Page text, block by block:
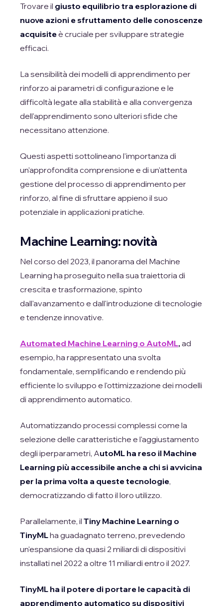
Trovare il giusto equilibrio tra esplorazione di
nuove azioni e sfruttamento delle conoscenze
acquisiteè cruciale per sviluppare strategie
efficaci.
La sensibilità dei modelli di apprendimento per
rinforzo ai parametri di configurazione e le
difficoltà legate alla stabilità e alla convergenza
dell'apprendimento sono ulteriori sfide che
necessitano attenzione.
Questi aspetti sottolineano l'importanza di
un'approfondita comprensione e di un'attenta
gestione del processo di apprendimento per
rinforzo, al fine di sfruttare appieno il suo
potenziale in applicazioni pratiche.
Machine Learning: novità
Nel corso del 2023, il panorama del Machine
Learning ha proseguito nella sua traiettoria di
crescita e trasformazione, spinto
dall'avanzamento e dall'introduzione di tecnologie
e tendenze innovative.
Automated Machine Learning o AutoML, ad
esempio, ha rappresentato una svolta
fondamentale, semplificando e rendendo più
efficiente lo sviluppo e l'ottimizzazione dei modelli
di apprendimento automatico.
Automatizzando processi complessi come la
selezione delle caratteristiche e l'aggiustamento
degli iperparametri, AutoML ha reso il Machine
Learning più accessibile anche a chi si avvicina
per la prima volta a queste tecnologie,
democratizzando di fatto il loro utilizzo.
Parallelamente, il Tiny Machine Learning o
TinyMLha guadagnato terreno, prevedendo
un'espansione da quasi 2 miliardi di dispositivi
installati nel 2022 a oltre 11 miliardi entro il 2027.
TinyML ha il potere di portare le capacità di
apprendimento automatico su dispositivi